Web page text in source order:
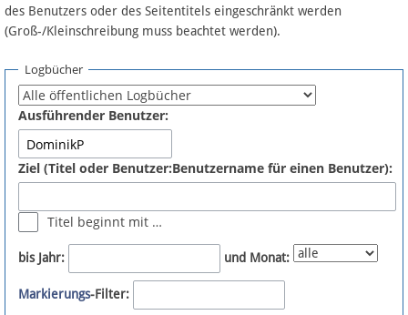
FAQ
Fördermitglied werden
Fehler melden
Newsletter
Bluesky
des Benutzers oder des Seitentitels eingeschränkt werden
(Groß-/Kleinschreibung muss beachtet werden).
Logbücher
Ausführender Benutzer:
Ziel (Titel oder Benutzer:Benutzername für einen Benutzer):
Titel beginnt mit …
bis Jahr: und Monat:
Markierungs-Filter: